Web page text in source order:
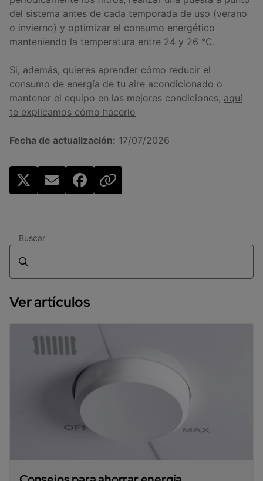
del sistema antes de cada temporada de uso (verano
o invierno) y optimizar el consumo energético
manteniendo la temperatura entre 24 y 26 °C.
Si, además, quieres aprender cómo reducir el
consumo de energía de tu aire acondicionado o
mantener el equipo en las mejores condiciones, aquí
te explicamos cómo hacerlo
Fecha de actualización: 17/07/2026
Buscar
Ver artículos